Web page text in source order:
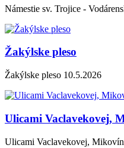
Námestie sv. Trojice -
Žakýlske pleso
Žakýlske pleso 10.5.2026
Ulicami Vaclavekovej,
Ulicami Vaclavekovej,